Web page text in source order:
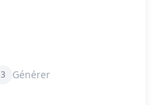
3 Générer